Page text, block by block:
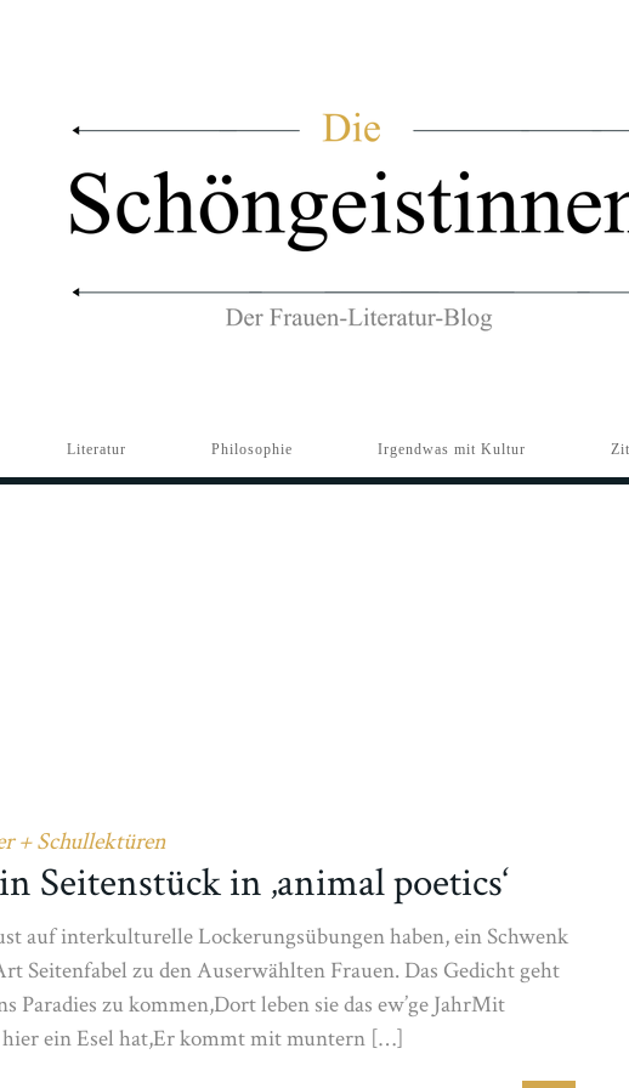
Literatur Philosophie Irgendwas mit Kultur
+ Schullektüren
Seitenstück in ‚animal poetics‘
auf interkulturelle Lockerungsübungen haben, ein Schwenk
Seitenfabel zu den Auserwählten Frauen. Das Gedicht geht
Paradies zu kommen,Dort leben sie das ew’ge JahrMit
ein Esel hat,Er kommt mit muntern […]